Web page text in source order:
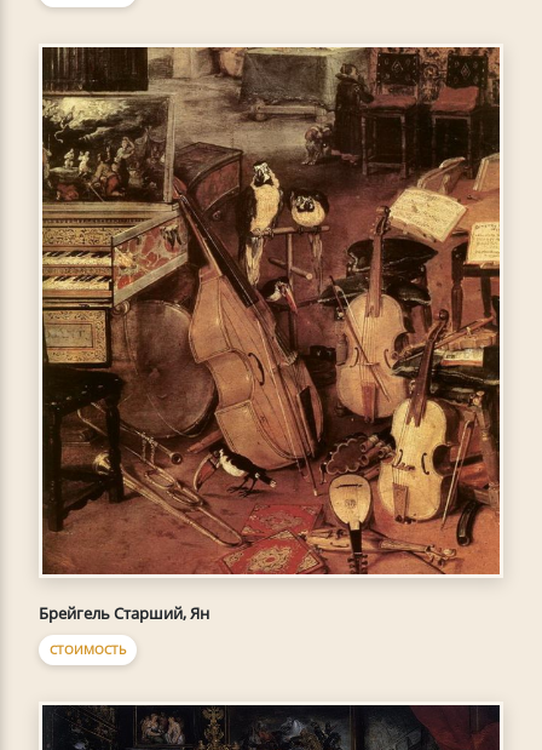
Брейгель Старший, Ян
СТОИМОСТЬ